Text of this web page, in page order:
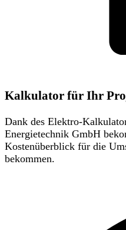
Kalkulator für Ihr
Dank des Elektro-
Energietechnik GmbH
Kostenüberblick für die
bekommen.